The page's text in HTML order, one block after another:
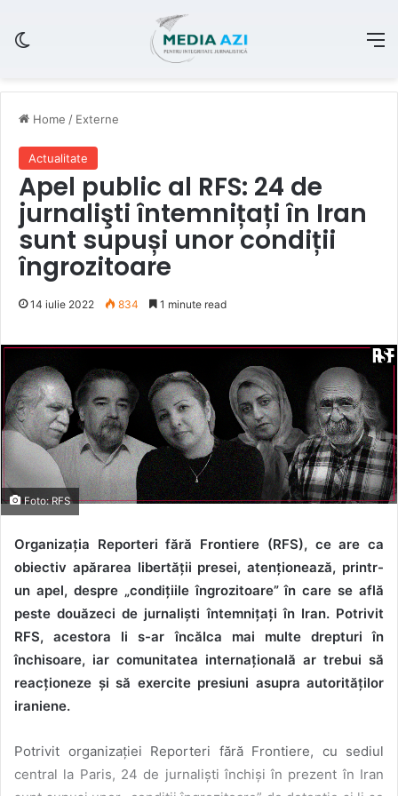
Home / Externe
Actualitate
Apel public al RFS: 24 de
jurnalişti întemnițați în Iran
sunt supuși unor condiții
îngrozitoare
14 iulie 2022 834 1 minute read
Foto: RFS
Organizația Reporteri fără Frontiere (RFS), ce are ca
obiectiv apărarea libertății presei, atenționează, printr-
un apel, despre „condițiile îngrozitoare” în care se află
peste douăzeci de jurnaliști întemnițați în Iran. Potrivit
RFS, acestora li s-ar încălca mai multe drepturi în
închisoare, iar comunitatea internațională ar trebui să
reacționeze și să exercite presiuni asupra autorităților
iraniene.
Potrivit organizației Reporteri fără Frontiere, cu sediul
central la Paris, 24 de jurnaliști închiși în prezent în Iran